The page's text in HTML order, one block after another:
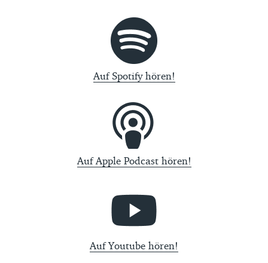
Auf Spotify hören!
Auf Apple Podcast hören!
Auf Youtube hören!